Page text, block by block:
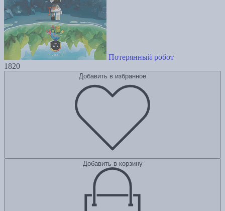
Потерянный робот
1820
Добавить в избранное
Добавить в корзину